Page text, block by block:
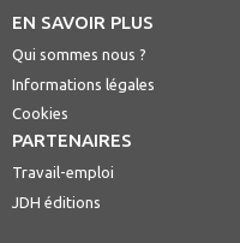
EN SAVOIR PLUS
Qui sommes nous ?
Informations légales
Cookies
PARTENAIRES
Travail-emploi
JDH éditions